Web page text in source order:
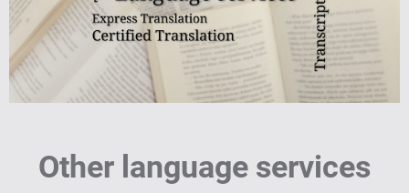
Other language services